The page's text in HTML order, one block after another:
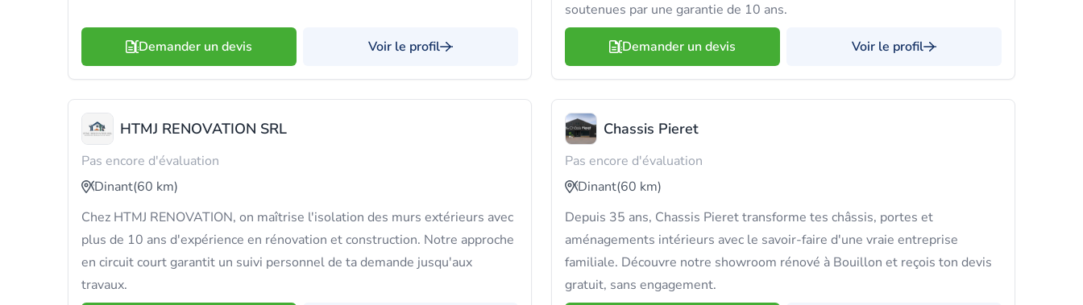
Demander un devis Voir le profil
soutenues par une garantie de 10 ans.
Demander un devis Voir le profil
HTMJ RENOVATION SRL
Pas encore d'évaluation
Dinant(60 km)
Chez HTMJ RENOVATION, on maîtrise l'isolation des murs extérieurs avec
plus de 10 ans d'expérience en rénovation et construction. Notre approche
en circuit court garantit un suivi personnel de ta demande jusqu'aux
travaux.
Chassis Pieret
Pas encore d'évaluation
Dinant(60 km)
Depuis 35 ans, Chassis Pieret transforme tes châssis, portes et
aménagements intérieurs avec le savoir-faire d'une vraie entreprise
familiale. Découvre notre showroom rénové à Bouillon et reçois ton devis
gratuit, sans engagement.